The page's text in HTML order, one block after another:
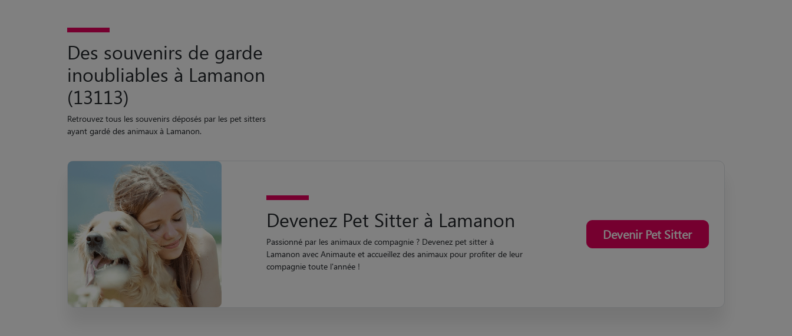
Des souvenirs de garde
inoubliables à Lamanon
(13113)
Retrouvez tous les souvenirs déposés par les pet sitters
ayant gardé des animaux à Lamanon.
Devenez Pet Sitter à Lamanon
Passionné par les animaux de compagnie ? Devenez pet sitter à
Lamanon avec Animaute et accueillez des animaux pour profiter de leur
compagnie toute l'année !
Devenir Pet Sitter